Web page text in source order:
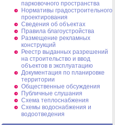
парковочного пространства
Нормативы градостроительного
проектирования
Сведения об объектах
Правила благоустройства
Размещение рекламных
конструкций
Реестр выданных разрешений
на строительство и ввод
объектов в эксплуатацию
Документация по планировке
территории
Общественные обсуждения
Публичные слушания
Схема теплоснабжения
Схемы водоснабжения и
водоотведения